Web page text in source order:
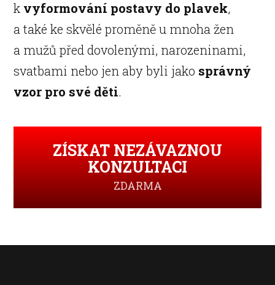
k vyformování postavy do plavek,
a také ke skvělé proměně u mnoha žen
a mužů před dovolenými, narozeninami,
svatbami nebo jen aby byli jako správný
vzor pro své děti.
ZÍSKAT NEZÁVAZNOU
KONZULTACI
ZDARMA